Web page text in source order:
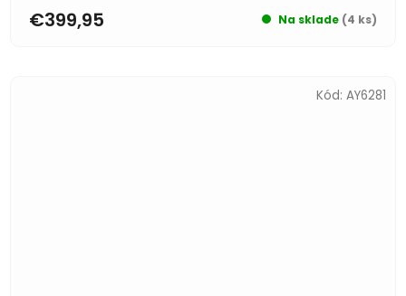
Na sklade (4 ks)
€399,95
Kód: AY6281